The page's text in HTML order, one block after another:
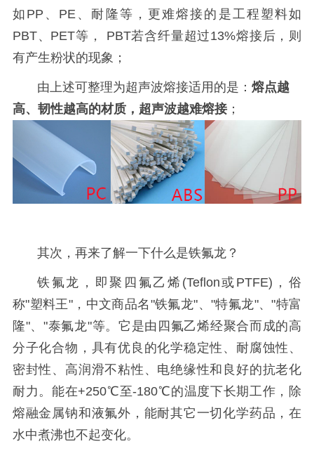
如PP、PE、耐隆等，更难熔接的是工程塑料如
PBT、PET等， PBT若含纤量超过13%熔接后，则
有产生粉状的现象；
由上述可整理为超声波熔接适用的是： 熔点越
高、韧性越高的材质，超声波越难熔接；
其次，再来了解一下什么是铁氟龙？
铁氟龙，即聚四氟乙烯(Teflon或PTFE)，俗
称"塑料王"，中文商品名"铁氟龙"、"特氟龙"、"特富
隆"、"泰氟龙"等。它是由四氟乙烯经聚合而成的高
分子化合物，具有优良的化学稳定性、耐腐蚀性、
密封性、高润滑不粘性、电绝缘性和良好的抗老化
耐力。能在+250℃至-180℃的温度下长期工作，除
熔融金属钠和液氟外，能耐其它一切化学药品，在
水中煮沸也不起变化。